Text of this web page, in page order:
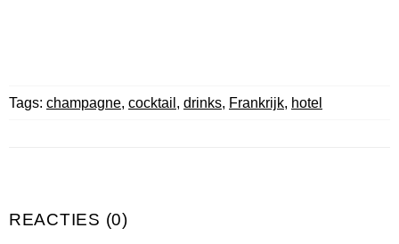
Tags: champagne, cocktail , drinks, Frankrijk, hotel
REACTIES (0)